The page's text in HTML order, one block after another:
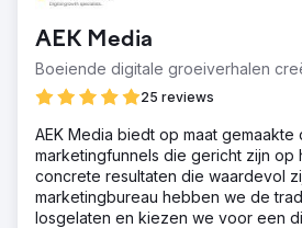
AEK Media
Boeiende digitale groeiverhalen
25 reviews
AEK Media biedt op maat gemaakte
marketingfunnels die gericht zijn op
concrete resultaten die waardevol
marketingbureau hebben we de
losgelaten en kiezen we voor een